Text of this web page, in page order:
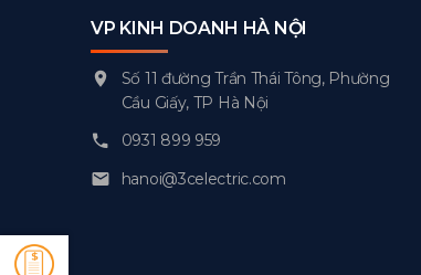
VP KINH DOANH HÀ NỘI
Số 11 đường Trần Thái Tông, Phường
Cầu Giấy, TP Hà Nội
0931 899 959
hanoi@3celectric.com